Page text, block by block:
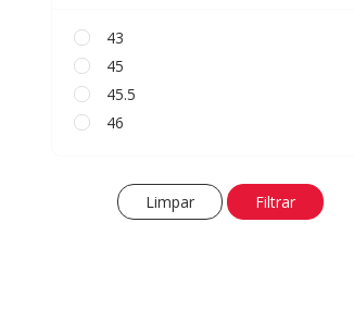
43
45
45.5
46
Limpar Filtrar